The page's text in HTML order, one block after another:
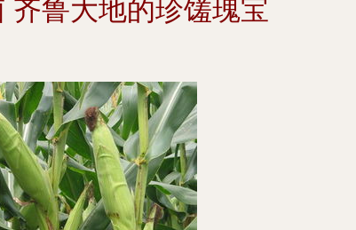
齐鲁大地的珍馐瑰宝